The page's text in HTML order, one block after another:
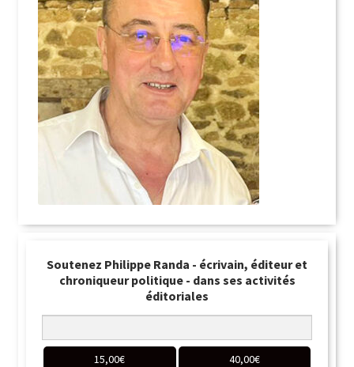
Soutenez Philippe Randa - écrivain, éditeur et
chroniqueur politique - dans ses activités
éditoriales
15,00€ 40,00€